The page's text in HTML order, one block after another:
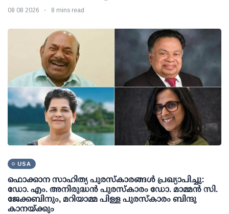
08 08 2026 8 mins read
USA
ഫൊക്കാന സാഹിത്യ പുരസ്‌കാരങ്ങള്‍ പ്രഖ്യാപിച്ചു:
ഡോ. എം. അനിരുദ്ധന്‍ പുരസ്‌കാരം ഡോ. മാമ്മന്‍ സി.
ജേക്കബിനും, മറിയാമ്മ പിള്ള പുരസ്‌കാരം ബിന്ദു
കാനയ്ക്കും